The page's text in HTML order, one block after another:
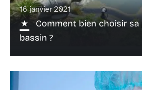
16 janvier 2021
Comment bien choisir sa
bassin ?